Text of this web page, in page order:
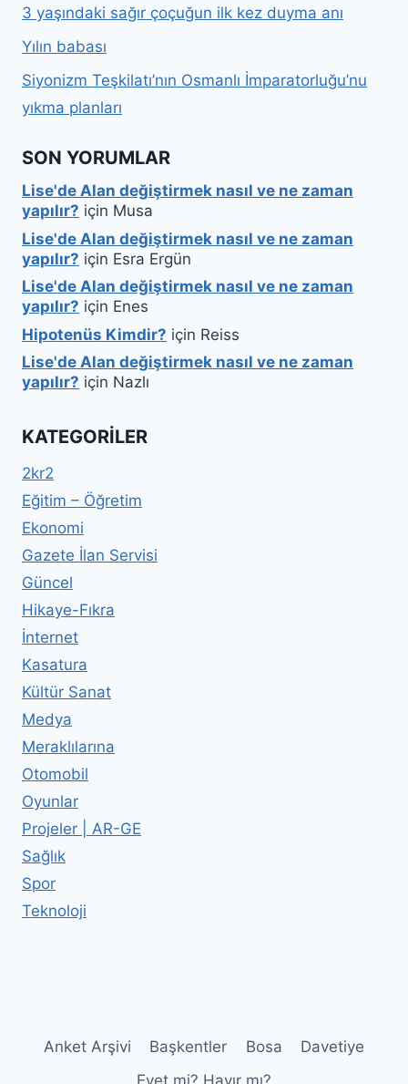
3 yaşındaki sağır çoçuğun ilk kez duyma anı
Yılın babası
Siyonizm Teşkilatı’nın Osmanlı İmparatorluğu’nu
yıkma planları
SON YORUMLAR
Lise'de Alan değiştirmek nasıl ve ne zaman
yapılır? için Musa
Lise'de Alan değiştirmek nasıl ve ne zaman
yapılır? için Esra Ergün
Lise'de Alan değiştirmek nasıl ve ne zaman
yapılır? için Enes
Hipotenüs Kimdir? için Reiss
Lise'de Alan değiştirmek nasıl ve ne zaman
yapılır? için Nazlı
KATEGORILER
2kr2
Eğitim – Öğretim
Ekonomi
Gazete İlan Servisi
Güncel
Hikaye-Fıkra
İnternet
Kasatura
Kültür Sanat
Medya
Meraklılarına
Otomobil
Oyunlar
Projeler | AR-GE
Sağlık
Spor
Teknoloji
Anket Arşivi Başkentler Bosa
Davetiye